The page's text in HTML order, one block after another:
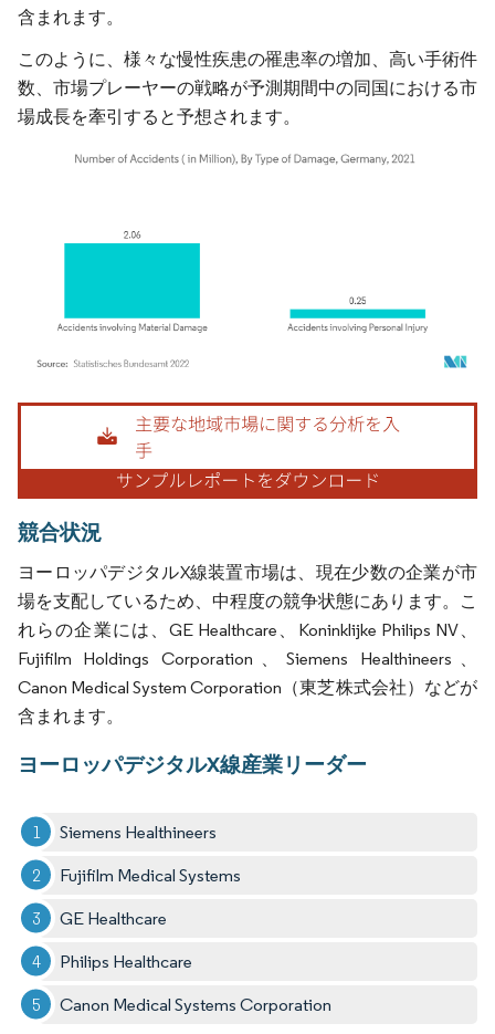
含まれます。
このように、様々な慢性疾患の罹患率の増加、高い手術件
数、市場プレーヤーの戦略が予測期間中の同国における市
場成長を牽引すると予想されます。
画像 © Mordor Intelligence。再利用にはCC BY 4.0の表示が必要です。
競合状況
ヨーロッパデジタルX線装置市場は、現在少数の企業が市
場を支配しているため、中程度の競争状態にあります。こ
れらの企業には、GE Healthcare、Koninklijke Philips NV、
Fujifilm Holdings Corporation、Siemens Healthineers、
Canon Medical System Corporation（東芝株式会社）などが
含まれます。
ヨーロッパデジタルX線産業リーダー
Siemens Healthineers
Fujifilm Medical Systems
GE Healthcare
Philips Healthcare
Canon Medical Systems Corporation